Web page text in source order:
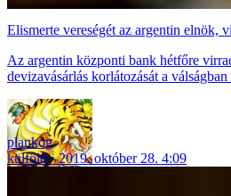
Elismerte vereségét az argentin elnök,
Az argentin központi bank hétfőre
devizavásárlás korlátozását a
plankog
külföld
2019. október 28. 4:09